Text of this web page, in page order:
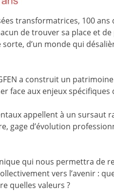
transformatrices, 100
de trouver sa place et
d’un monde qui
a construit un
face aux enjeux spécifiques
appellent à un sursaut
gage d’évolution
qui nous permettra de
vers l’avenir :
quelles valeurs ?